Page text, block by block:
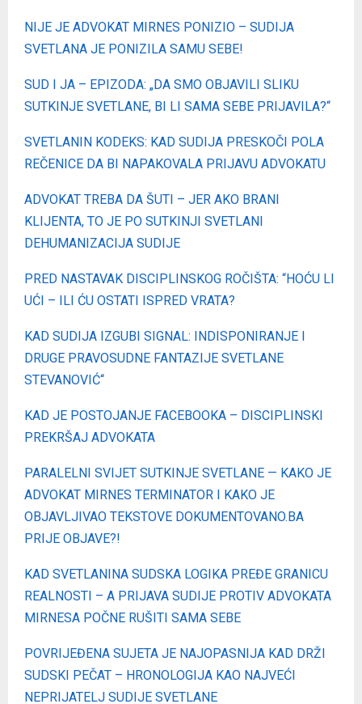
NIJE JE ADVOKAT MIRNES PONIZIO – SUDIJA
SVETLANA JE PONIZILA SAMU SEBE!
SUD I JA – EPIZODA: „DA SMO OBJAVILI SLIKU
SUTKINJE SVETLANE, BI LI SAMA SEBE PRIJAVILA?“
SVETLANIN KODEKS: KAD SUDIJA PRESKOČI POLA
REČENICE DA BI NAPAKOVALA PRIJAVU ADVOKATU
ADVOKAT TREBA DA ŠUTI – JER AKO BRANI
KLIJENTA, TO JE PO SUTKINJI SVETLANI
DEHUMANIZACIJA SUDIJE
PRED NASTAVAK DISCIPLINSKOG ROČIŠTA: “HOĆU LI
UĆI – ILI ĆU OSTATI ISPRED VRATA?
KAD SUDIJA IZGUBI SIGNAL: INDISPONIRANJE I
DRUGE PRAVOSUDNE FANTAZIJE SVETLANE
STEVANOVIĆ“
KAD JE POSTOJANJE FACEBOOKA – DISCIPLINSKI
PREKRŠAJ ADVOKATA
PARALELNI SVIJET SUTKINJE SVETLANE — KAKO JE
ADVOKAT MIRNES TERMINATOR I KAKO JE
OBJAVLJIVAO TEKSTOVE DOKUMENTOVANO.BA
PRIJE OBJAVE?!
KAD SVETLANINA SUDSKA LOGIKA PREĐE GRANICU
REALNOSTI – A PRIJAVA SUDIJE PROTIV ADVOKATA
MIRNESA POČNE RUŠITI SAMA SEBE
POVRIJEĐENA SUJETA JE NAJOPASNIJA KAD DRŽI
SUDSKI PEČAT – HRONOLOGIJA KAO NAJVEĆI
NEPRIJATELJ SUDIJE SVETLANE